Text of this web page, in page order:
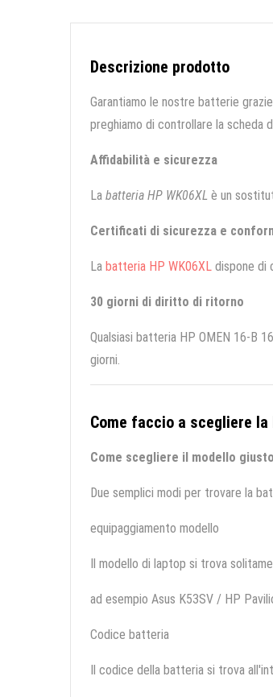
Descrizione prodotto
Garantiamo le nostre batterie
preghiamo di controllare la
Affidabilità e sicurezza
La batteria HP WK06XL è un
Certificati di sicurezza e
La batteria HP WK06XL dispone di
30 giorni di diritto di ritorno
Qualsiasi batteria HP OMEN 16-B
giorni.
Come faccio a scegliere
Come scegliere il modello
Due semplici modi per trovare la
equipaggiamento modello
Il modello di laptop si trova
ad esempio Asus K53SV / HP
Codice batteria
Il codice della batteria si trova